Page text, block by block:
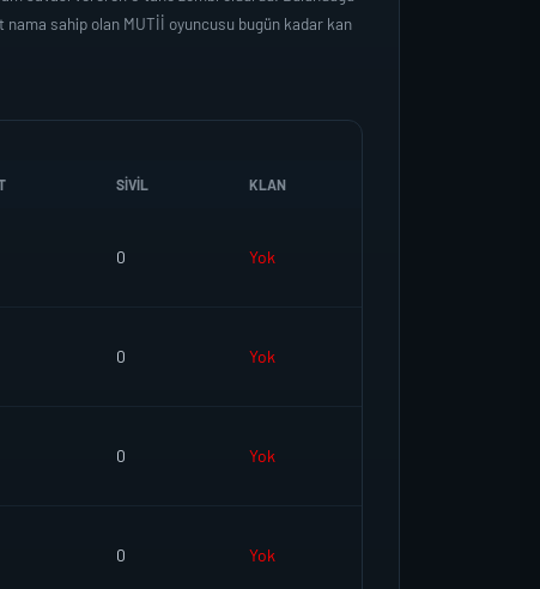
sahip olan MUTİİ oyuncusu bugün kadar kan
SIVIL KLAN
0 Yok
0 Yok
0 Yok
0 Yok